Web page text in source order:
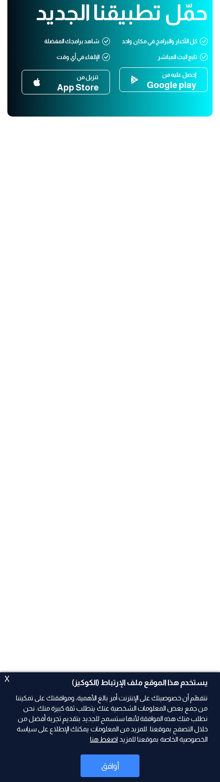
حمّل تطبيقنا الجديد
كل الأخبار والبرامج في مكان واحد شاهد برامجك المفضلة
تابع البث المباشر الإلغاء في أي وقت
إحصل عليه من
Google play
تنزيل من
App Store
X يستخدم هذا الموقع ملف الإرتباط (الكوكيز)
نتفهّم أن خصوصيتك على الإنترنت أمر بالغ الأهمية، وموافقتك على تمكيننا
من جمع بعض المعلومات الشخصية عنك يتطلب ثقة كبيرة منك. نحن
نطلب منك هذه الموافقة لأنها ستسمح للجديد بتقديم تجربة أفضل من
خلال التصفح بموقعنا. للمزيد من المعلومات يمكنك الإطلاع على سياسة
الخصوصية الخاصة بموقعنا للمزيد اضغط هنا
أوافق
ad